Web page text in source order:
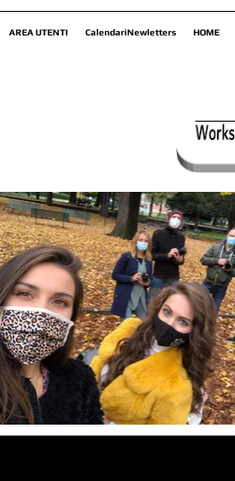
AREA UTENTI CalendariNewletters HOME